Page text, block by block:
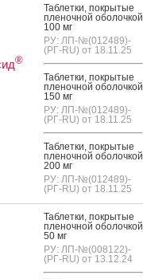
®
Таб­летки, пок­ры­тые
пле­ноч­ной обо­лоч­кой
100 мг
РУ: ЛП-№(012489)-
(РГ-RU) от 18.11.25
Таб­летки, пок­ры­тые
пле­ноч­ной обо­лоч­кой
150 мг
РУ: ЛП-№(012489)-
(РГ-RU) от 18.11.25
Таб­летки, пок­ры­тые
пле­ноч­ной обо­лоч­кой
200 мг
РУ: ЛП-№(012489)-
(РГ-RU) от 18.11.25
Таб­летки, пок­ры­тые
пле­ноч­ной обо­лоч­кой
50 мг
РУ: ЛП-№(008122)-
(РГ-RU) от 13.12.24